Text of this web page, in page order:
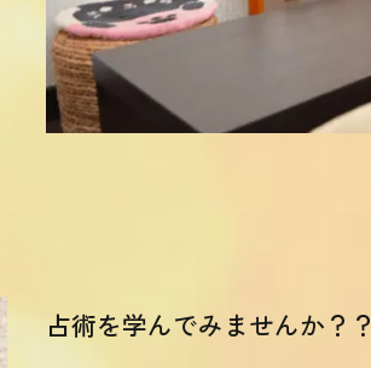
占術を学んでみませんか？？